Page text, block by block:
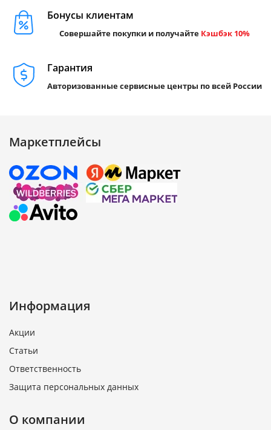
Бонусы клиентам
Совершайте покупки и получайте Кэшбэк 10%
Гарантия
Авторизованные сервисные центры по всей России
Маркетплейсы
Информация
Акции
Статьи
Ответственность
Защита персональных данных
О компании